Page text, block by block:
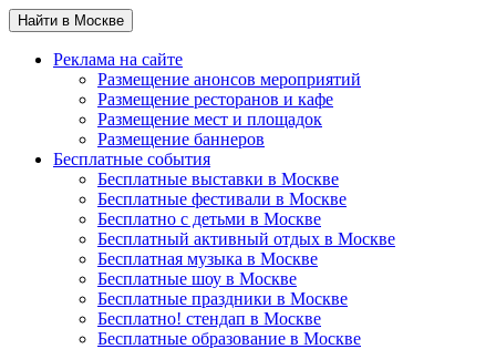
Найти в Москве
Реклама на сайте
Размещение анонсов мероприятий
Размещение ресторанов и кафе
Размещение мест и площадок
Размещение баннеров
Бесплатные события
Бесплатные выставки в Москве
Бесплатные фестивали в Москве
Бесплатно с детьми в Москве
Бесплатный активный отдых в Москве
Бесплатная музыка в Москве
Бесплатные шоу в Москве
Бесплатные праздники в Москве
Бесплатно! стендап в Москве
Бесплатные образование в Москве